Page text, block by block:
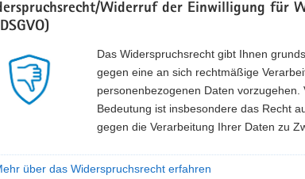
Widerruf der Einwilligung für
Das Widerspruchsrecht gibt Ihnen
gegen eine an sich rechtmäßige
personenbezogenen Daten vorzugehen.
Bedeutung ist insbesondere das Recht
gegen die Verarbeitung Ihrer Daten zu
über das Widerspruchsrecht erfahren